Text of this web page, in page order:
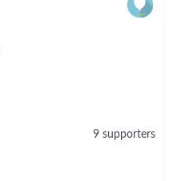
9 supporters